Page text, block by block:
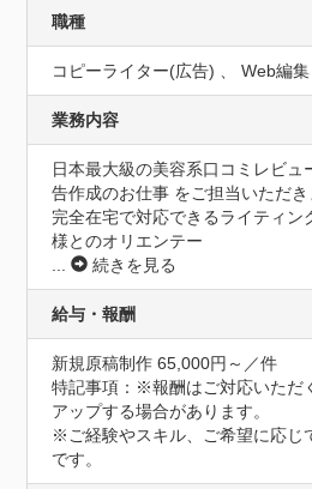
職種
コピーライター(広告) 、 Web編
業務内容
日本最大級の美容系口コミレビュ
告作成のお仕事 をご担当いただき
完全在宅で対応できるライティン
様とのオリエンテー
...
続きを見る
給与・報酬
新規原稿制作 65,000円～／件
特記事項：※報酬はご対応いただ
アップする場合があります。
※ご経験やスキル、ご希望に応じ
です。